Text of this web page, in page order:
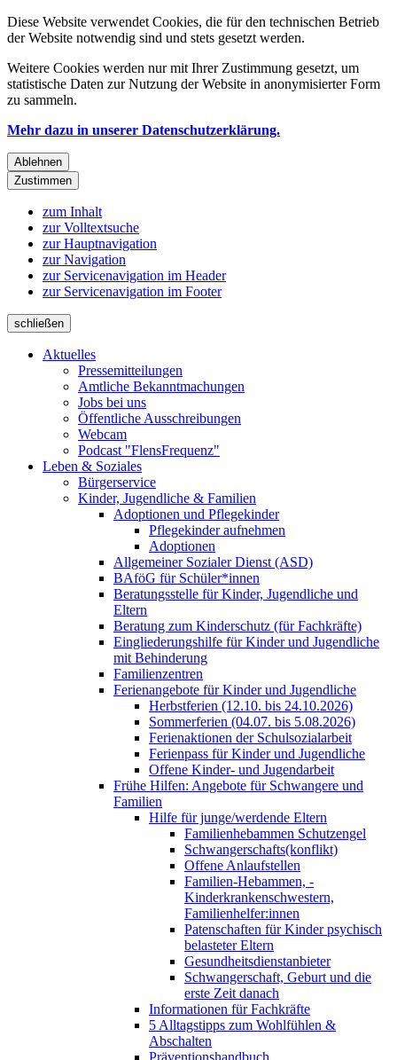
Diese Website verwendet Cookies, die für den technischen Betrieb
der Website notwendig sind und stets gesetzt werden.
Weitere Cookies werden nur mit Ihrer Zustimmung gesetzt, um
statistische Daten zur Nutzung der Website in anonymisierter Form
zu sammeln.
Mehr dazu in unserer Datenschutzerklärung.
Ablehnen
Zustimmen
zum Inhalt
zur Volltextsuche
zur Hauptnavigation
zur Navigation
zur Servicenavigation im Header
zur Servicenavigation im Footer
schließen
Aktuelles
Pressemitteilungen
Amtliche Bekanntmachungen
Jobs bei uns
Öffentliche Ausschreibungen
Webcam
Podcast "FlensFrequenz"
Leben & Soziales
Bürgerservice
Kinder, Jugendliche & Familien
Adoptionen und Pflegekinder
Pflegekinder aufnehmen
Adoptionen
Allgemeiner Sozialer Dienst (ASD)
BAföG für Schüler*innen
Beratungsstelle für Kinder, Jugendliche und
Eltern
Beratung zum Kinderschutz (für Fachkräfte)
Eingliederungshilfe für Kinder und Jugendliche
mit Behinderung
Familienzentren
Ferienangebote für Kinder und Jugendliche
Herbstferien (12.10. bis 24.10.2026)
Sommerferien (04.07. bis 5.08.2026)
Ferienaktionen der Schulsozialarbeit
Ferienpass für Kinder und Jugendliche
Offene Kinder- und Jugendarbeit
Frühe Hilfen: Angebote für Schwangere und
Familien
Hilfe für junge/werdende Eltern
Familienhebammen Schutzengel
Schwangerschafts(konflikt)
Offene Anlaufstellen
Familien-Hebammen, -
Kinderkrankenschwestern,
Familienhelfer:innen
Patenschaften für Kinder psychisch
belasteter Eltern
Gesundheitsdienstanbieter
Schwangerschaft, Geburt und die
erste Zeit danach
Informationen für Fachkräfte
5 Alltagstipps zum Wohlfühlen &
Abschalten
Präventionshandbuch